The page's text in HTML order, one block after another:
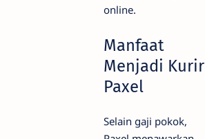
online.
Manfaat
Menjadi Kurir
Paxel
Selain gaji pokok,